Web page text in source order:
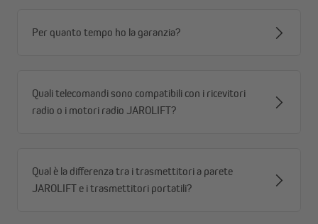
Per quanto tempo ho la garanzia?
Quali telecomandi sono compatibili con i ricevitori
radio o i motori radio JAROLIFT?
Qual è la differenza tra i trasmettitori a parete
JAROLIFT e i trasmettitori portatili?